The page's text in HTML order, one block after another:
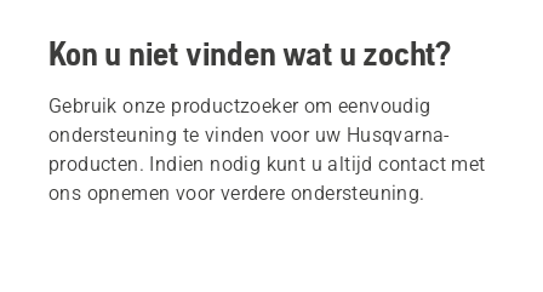
Kon u niet vinden wat u zocht?
Gebruik onze productzoeker om eenvoudig
ondersteuning te vinden voor uw Husqvarna-
producten. Indien nodig kunt u altijd contact met
ons opnemen voor verdere ondersteuning.